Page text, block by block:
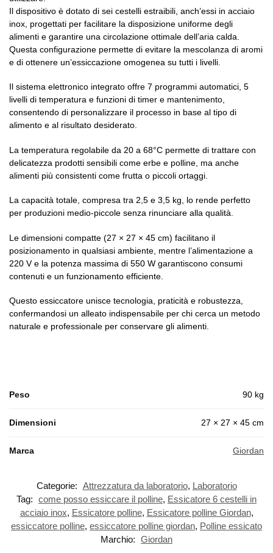
Il dispositivo è dotato di sei cestelli estraibili, anch’essi in acciaio
inox, progettati per facilitare la disposizione uniforme degli
alimenti e garantire una circolazione ottimale dell’aria calda.
Questa configurazione permette di evitare la mescolanza di aromi
e di ottenere un’essiccazione omogenea su tutti i livelli.
Il sistema elettronico integrato offre 7 programmi automatici, 5
livelli di temperatura e funzioni di timer e mantenimento,
consentendo di personalizzare il processo in base al tipo di
alimento e al risultato desiderato.
La temperatura regolabile da 20 a 68°C permette di trattare con
delicatezza prodotti sensibili come erbe e polline, ma anche
alimenti più consistenti come frutta o piccoli ortaggi.
La capacità totale, compresa tra 2,5 e 3,5 kg, lo rende perfetto
per produzioni medio-piccole senza rinunciare alla qualità.
Le dimensioni compatte (27 × 27 × 45 cm) facilitano il
posizionamento in qualsiasi ambiente, mentre l’alimentazione a
220 V e la potenza massima di 550 W garantiscono consumi
contenuti e un funzionamento efficiente.
Questo essiccatore unisce tecnologia, praticità e robustezza,
confermandosi un alleato indispensabile per chi cerca un metodo
naturale e professionale per conservare gli alimenti.
Peso 90 kg
Dimensioni 27 × 27 × 45 cm
Marca Giordan
Categorie: Attrezzatura da laboratorio, Laboratorio
Tag: come posso essiccare il polline, Essicatore 6 cestelli in
acciaio inox, Essicatore polline, Essicatore polline Giordan,
essiccatore polline, essiccatore polline giordan, Polline essicato
Marchio: Giordan